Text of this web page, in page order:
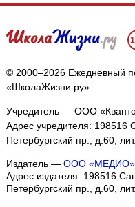
© 2000–2026 Ежедневный
«ШколаЖизни.ру»
Учредитель — ООО
Адрес учредителя: 198516
Петербургский пр., д.60,
Издатель — ООО «МЕДИО»
Адрес издателя: 198516
Петербургский пр., д.60,